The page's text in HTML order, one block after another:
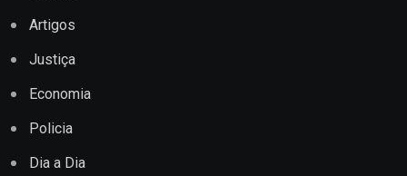
Artigos
Justiça
Economia
Policia
Dia a Dia